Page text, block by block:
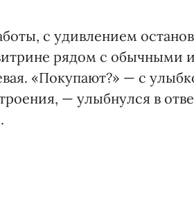
с удивлением
рядом с обычными
«Покупают?» — с
— улыбнулся в